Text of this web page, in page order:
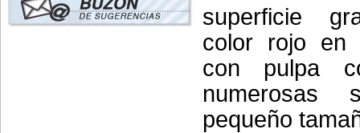
superficie
color rojo en
con pulpa
numerosas
pequeño